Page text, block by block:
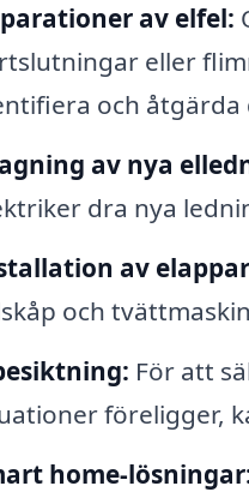
av elfel:
eller
och åtgärda
av nya
dra nya
av
och
För att
föreligger,
home-